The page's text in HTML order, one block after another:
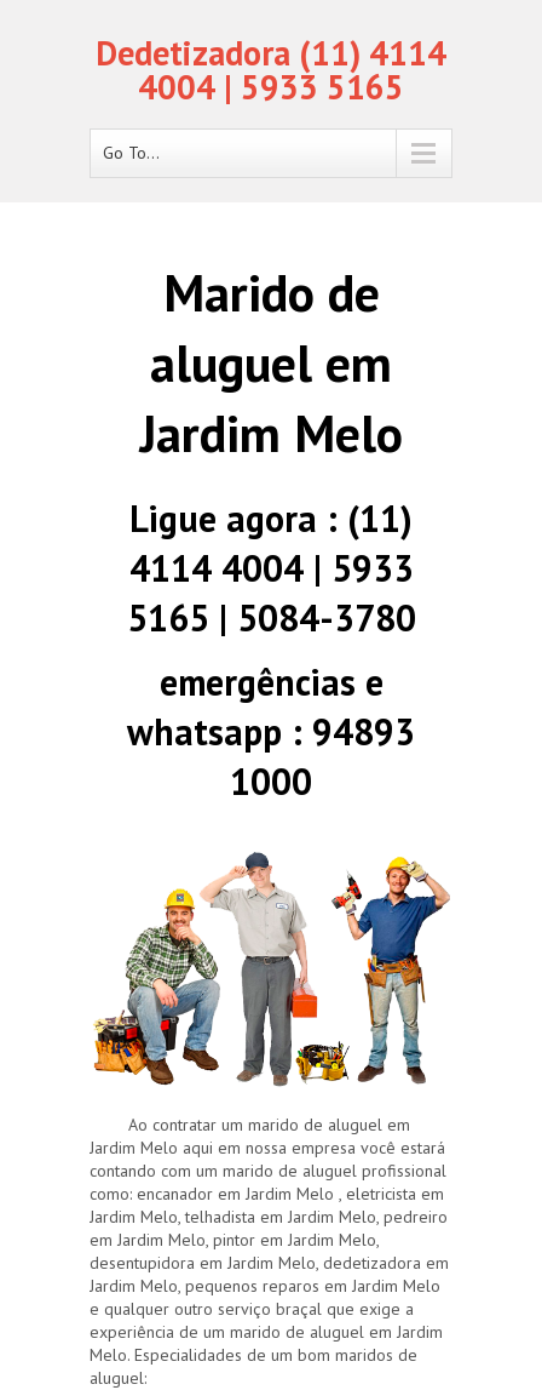
Dedetizadora (11) 4114
4004 | 5933 5165
Go To...
Marido de
aluguel em
Jardim Melo
Ligue agora : (11)
4114 4004 | 5933
5165 | 5084-3780
emergências e
whatsapp : 94893
1000
Ao contratar um marido de aluguel em
Jardim Melo aqui em nossa empresa você estará
contando com um marido de aluguel profissional
como: encanador em Jardim Melo , eletricista em
Jardim Melo, telhadista em Jardim Melo, pedreiro
em Jardim Melo, pintor em Jardim Melo,
desentupidora em Jardim Melo, dedetizadora em
Jardim Melo, pequenos reparos em Jardim Melo
e qualquer outro serviço braçal que exige a
experiência de um marido de aluguel em Jardim
Melo. Especialidades de um bom maridos de
aluguel: